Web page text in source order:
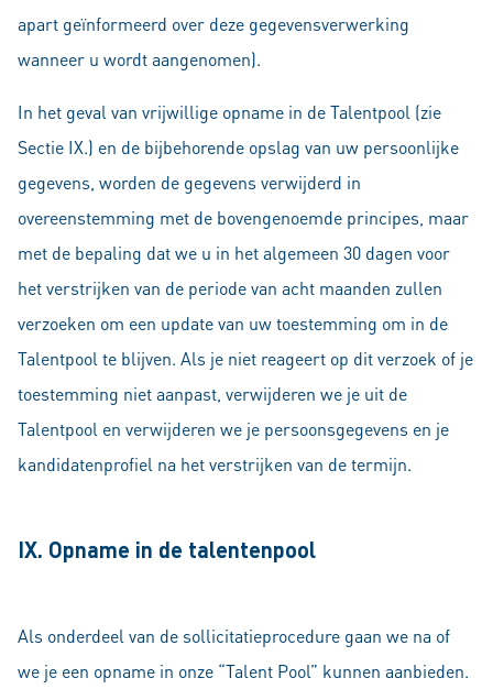
apart geïnformeerd over deze gegevensverwerking
wanneer u wordt aangenomen).
In het geval van vrijwillige opname in de Talentpool (zie
Sectie IX.) en de bijbehorende opslag van uw persoonlijke
gegevens, worden de gegevens verwijderd in
overeenstemming met de bovengenoemde principes, maar
met de bepaling dat we u in het algemeen 30 dagen voor
het verstrijken van de periode van acht maanden zullen
verzoeken om een update van uw toestemming om in de
Talentpool te blijven. Als je niet reageert op dit verzoek of je
toestemming niet aanpast, verwijderen we je uit de
Talentpool en verwijderen we je persoonsgegevens en je
kandidatenprofiel na het verstrijken van de termijn.
IX. Opname in de talentenpool
Als onderdeel van de sollicitatieprocedure gaan we na of
we je een opname in onze “Talent Pool” kunnen aanbieden.